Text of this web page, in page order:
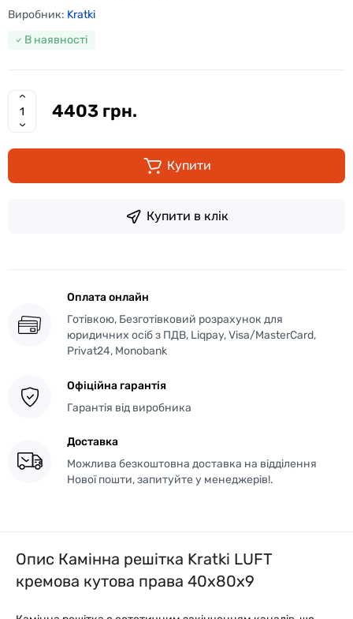
Виробник: Kratki
В наявності
4403 грн.
Купити
Купити в клік
Оплата онлайн
Готівкою, Безготівковий розрахунок для
юридичних осіб з ПДВ, Liqpay, Visa/MasterCard,
Privat24, Monobank
Офіційна гарантія
Гарантія від виробника
Доставка
Можлива безкоштовна доставка на відділення
Нової пошти, запитуйте у менеджерів!.
Опис Камінна решітка Kratki LUFT
кремова кутова права 40x80x9